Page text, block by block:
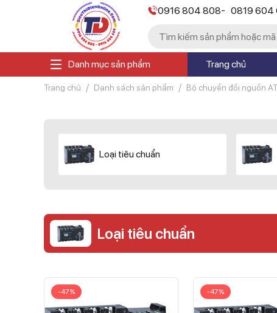
0916 804 808- 0819 604
Danh mục sản phẩm Trang chủ
Trang chủ Danh sách sản phẩm Bộ chuyển đổi nguồn
Loại tiêu chuẩn
Loại tiêu chuẩn
-47% -47%